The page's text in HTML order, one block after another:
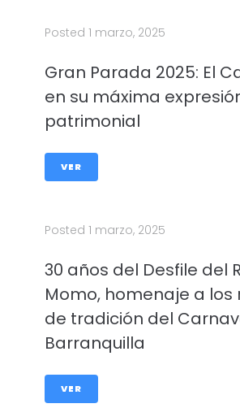
Posted 1 marzo, 2025
Gran Parada 2025: El
en su máxima
patrimonial
VER
Posted 1 marzo, 2025
30 años del Desfile del
Momo, homenaje a
de tradición del
Barranquilla
VER